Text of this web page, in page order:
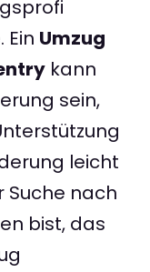
Ein Umzug
kann
sein,
leicht
Suche nach
bist, das